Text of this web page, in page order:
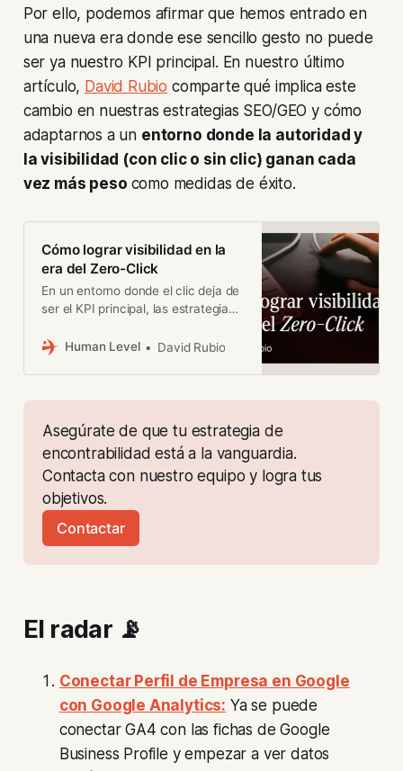
Por ello, podemos afirmar que hemos entrado en
una nueva era donde ese sencillo gesto no puede
ser ya nuestro KPI principal. En nuestro último
artículo, David Rubio comparte qué implica este
cambio en nuestras estrategias SEO/GEO y cómo
adaptarnos a un entorno donde la autoridad y
la visibilidad (con clic o sin clic) ganan cada
vez más peso como medidas de éxito.
Cómo lograr visibilidad en la
era del Zero-Click
En un entorno donde el clic deja de
ser el KPI principal, las estrategias
construir visibilidad y autoridad.
Human Level David Rubio
Asegúrate de que tu estrategia de
encontrabilidad está a la vanguardia.
Contacta con nuestro equipo y logra tus
objetivos.
Contactar
El radar 📡
Conectar Perfil de Empresa en Google
con Google Analytics: Ya se puede
conectar GA4 con las fichas de Google
Business Profile y empezar a ver datos